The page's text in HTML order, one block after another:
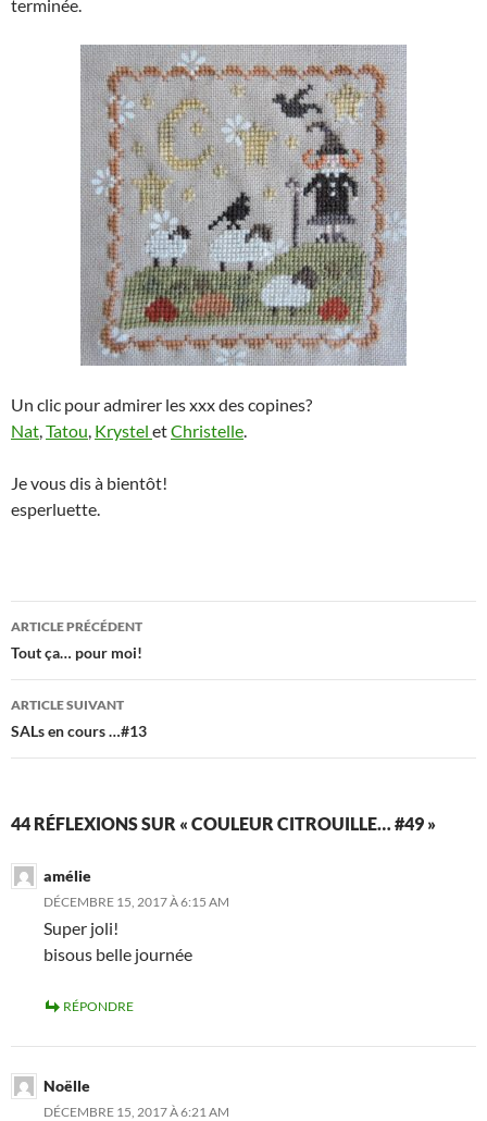
terminée.
Un clic pour admirer les xxx des copines?
Nat,Tatou, Krystel etChristelle.
Je vous dis à bientôt!
esperluette.
Navigation
des
articles
ARTICLE PRÉCÉDENT
Tout ça… pour moi!
ARTICLE SUIVANT
SALs en cours …#13
44 RÉFLEXIONS SUR « COULEUR CITROUILLE… #49 »
amélie
DÉCEMBRE 15, 2017 À 6:15 AM
Super joli!
bisous belle journée
RÉPONDRE
Noëlle
DÉCEMBRE 15, 2017 À 6:21 AM